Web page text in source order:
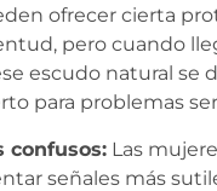
ofrecer cierta
pero cuando
escudo natural se
para problemas
confusos: Las
señales más